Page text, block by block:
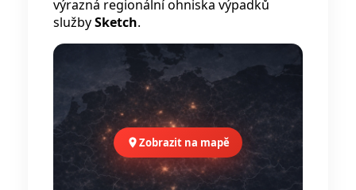
výrazná regionální ohniska výpadků
službySketch.
Zobrazit na mapě